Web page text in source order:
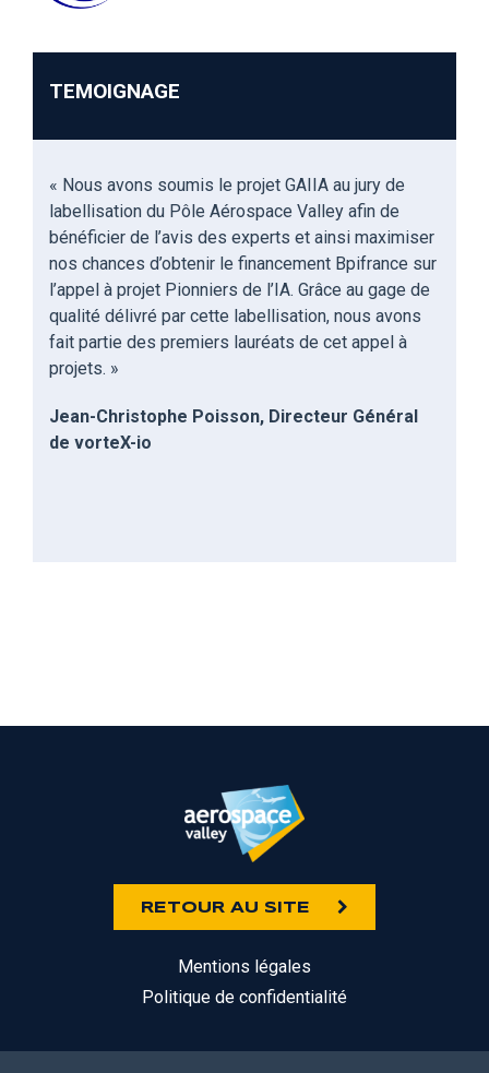
TEMOIGNAGE
« Nous avons soumis le projet GAIIA au jury de
labellisation du Pôle Aérospace Valley afin de
bénéficier de l’avis des experts et ainsi maximiser
nos chances d’obtenir le financement Bpifrance sur
l’appel à projet Pionniers de l’IA. Grâce au gage de
qualité délivré par cette labellisation, nous avons
fait partie des premiers lauréats de cet appel à
projets. »
Jean-Christophe Poisson, Directeur Général
de vorteX-io
RETOUR AU SITE
Mentions légales
Politique de confidentialité